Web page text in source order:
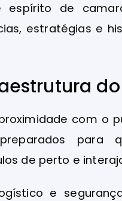
de
estratégias e
com o
para
de perto e
e